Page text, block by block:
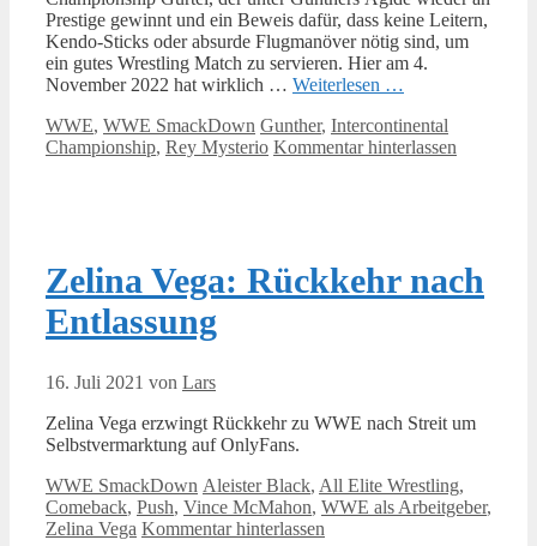
Prestige gewinnt und ein Beweis dafür, dass keine Leitern,
Kendo-Sticks oder absurde Flugmanöver nötig sind, um
ein gutes Wrestling Match zu servieren. Hier am 4.
November 2022 hat wirklich … Weiterlesen …
Kategorien
WWE, WWE SmackDown Schlagwörter
Gunther, Intercontinental
Championship, Rey Mysterio Kommentar hinterlassen
Zelina Vega: Rückkehr nach
Entlassung
16. Juli 2021 von Lars
Zelina Vega erzwingt Rückkehr zu WWE nach Streit um
Selbstvermarktung auf OnlyFans.
Kategorien
WWE SmackDown Schlagwörter
Aleister Black, All Elite Wrestling,
Comeback, Push, Vince McMahon, WWE als Arbeitgeber,
Zelina Vega Kommentar hinterlassen